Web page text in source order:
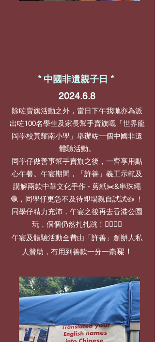
* 中國非遺親子日 *
2024.6.8
除咗賣旗活動之外，當日下午我哋亦為派
出咗100名學生及家長幫手賣旗嘅「世界龍
岡學校黃耀南小學」舉辦咗一個中國非遺
體驗活動。
同學仔做善事幫手賣旗之後，一齊享用點
心午餐。午宴期間，「許善」義工示範及
講解兩款中華文化手作 - 剪紙✂️&串珠繩
🧶，同學仔更急不及待即場親自試試👍 ！
同學仔精力充沛，午宴之後再去香港公園
玩，個個仍然扎扎跳！🏃‍♀️🏃‍♂️
午宴及體驗活動全費由「許善」創辦人私
人贊助，冇用到善款一分一毫㗎！